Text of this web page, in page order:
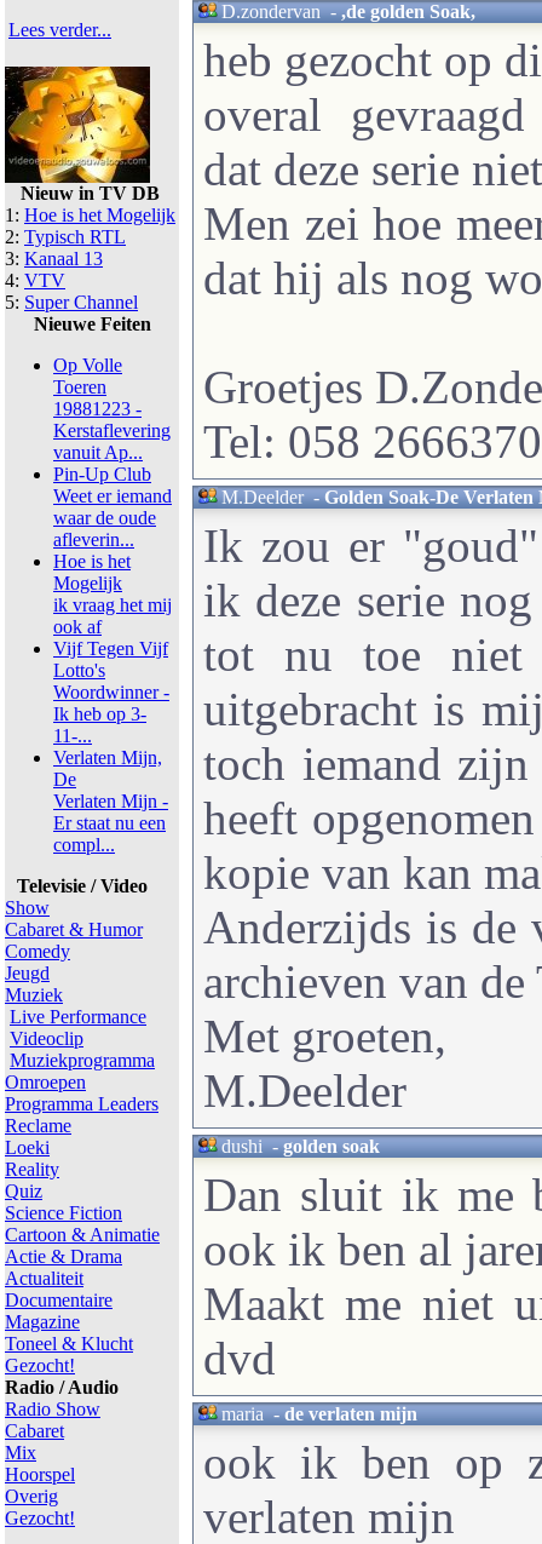
Lees verder...
Nieuw in TV DB
1: Hoe is het Mogelijk
2: Typisch RTL
3: Kanaal 13
4: VTV
5: Super Channel
Nieuwe Feiten
Op Volle
Toeren
19881223 -
Kerstaflevering
vanuit Ap...
Pin-Up Club
Weet er iemand
waar de oude
afleverin...
Hoe is het
Mogelijk
ik vraag het mij
ook af
Vijf Tegen Vijf
Lotto's
Woordwinner -
Ik heb op 3-
11-...
Verlaten Mijn,
De
Verlaten Mijn -
Er staat nu een
compl...
Televisie / Video
Show
Cabaret & Humor
Comedy
Jeugd
Muziek
Live Performance
Videoclip
Muziekprogramma
Omroepen
Programma Leaders
Reclame
Loeki
Reality
Quiz
Science Fiction
Cartoon & Animatie
Actie & Drama
Actualiteit
Documentaire
Magazine
Toneel & Klucht
Gezocht!
Radio / Audio
Radio Show
Cabaret
Mix
Hoorspel
Overig
Gezocht!
D.zondervan-,de golden Soak,
heb gezocht op
overal
dat deze serie
Men zei hoe
dat hij als nog
Groetjes
Tel: 058 2666370
M.Deelder-Golden Soak-De
Ik zou er
ik deze serie
tot nu toe
uitgebracht is
toch iemand zijn
heeft
kopie van kan
Anderzijds is de
archieven van de
Met groeten,
M.Deelder
dushi-golden soak
Dan sluit ik me
ook ik ben al
Maakt me niet
dvd
maria-de verlaten mijn
ook ik ben op
verlaten mijn